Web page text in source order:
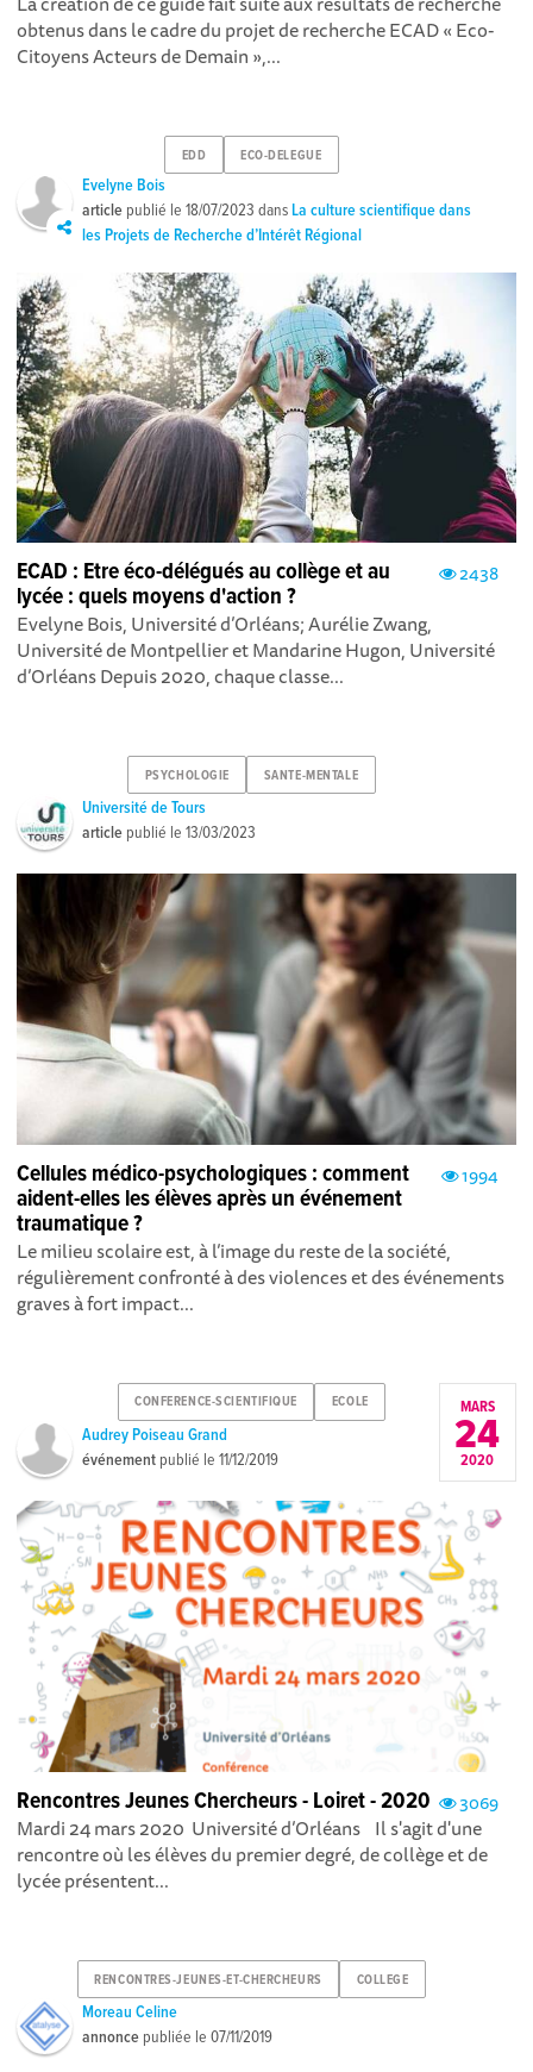
obtenus dans le cadre du projet de recherche ECAD « Eco-
Citoyens Acteurs de Demain »,...
EDD ECO-DELEGUE
Evelyne Bois
article publié le18/07/2023 dansLa culture scientifique dans
les Projets de Recherche d’Intérêt Régional
2438
ECAD : Etre éco-délégués au collège et au
lycée : quels moyens d'action ?
Evelyne Bois, Université d’Orléans; Aurélie Zwang,
Université de Montpellier et Mandarine Hugon, Université
d’Orléans Depuis 2020, chaque classe...
PSYCHOLOGIE SANTE-MENTALE
Université de Tours
article publié le13/03/2023
1994
Cellules médico-psychologiques : comment
aident-elles les élèves après un événement
traumatique ?
Le milieu scolaire est, à l’image du reste de la société,
régulièrement confronté à des violences et des événements
graves à fort impact...
CONFERENCE-SCIENTIFIQUE ECOLE
Audrey Poiseau Grand
événement publié le11/12/2019
MARS
24
2020
3069
Rencontres Jeunes Chercheurs - Loiret - 2020
Mardi 24 mars 2020 Université d’Orléans Il s'agit d'une
rencontre où les élèves du premier degré, de collège et de
lycée présentent...
RENCONTRES-JEUNES-ET-CHERCHEURS COLLEGE
Moreau Celine
annonce publiée le07/11/2019